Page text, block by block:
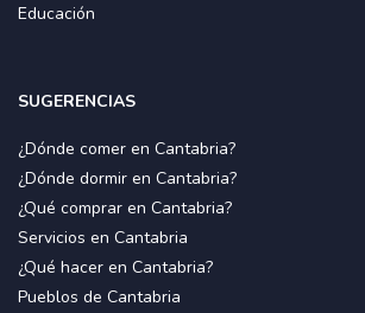
Educación
SUGERENCIAS
¿Dónde comer en Cantabria?
¿Dónde dormir en Cantabria?
¿Qué comprar en Cantabria?
Servicios en Cantabria
¿Qué hacer en Cantabria?
Pueblos de Cantabria